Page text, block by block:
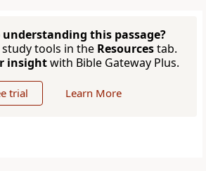
this passage?
tools in the Resourcestab.
insightwith Bible Gateway Plus.
trial Learn More